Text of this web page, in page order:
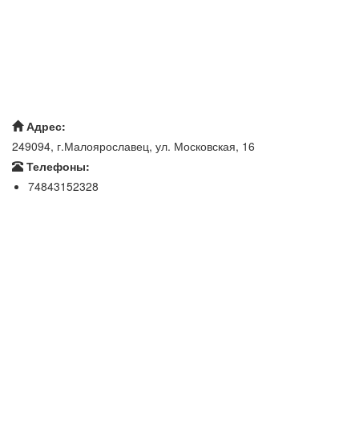
Адрес:
249094, г.Малоярославец, ул. Московская, 16
Телефоны:
74843152328